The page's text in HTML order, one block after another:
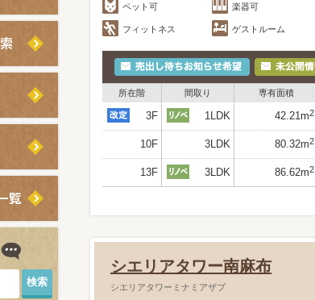
ペット可 楽器可
フィットネス ゲストルーム
所在階 間取り 専有面積
3F 1LDK 42.21m2
10F 3LDK 80.32m2
13F 3LDK 86.62m2
シエリアタワー南麻布
シエリアタワーミナミアザブ